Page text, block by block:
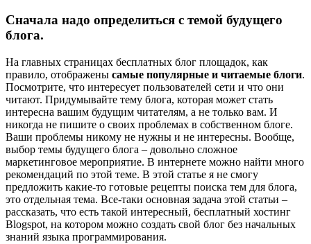
Сначала надо определиться с темой будущего
блога.
На главных страницах бесплатных блог площадок, как
правило, отображены самые популярные и читаемые блоги.
Посмотрите, что интересует пользователей сети и что они
читают. Придумывайте тему блога, которая может стать
интересна вашим будущим читателям, а не только вам. И
никогда не пишите о своих проблемах в собственном блоге.
Ваши проблемы никому не нужны и не интересны. Вообще,
выбор темы будущего блога – довольно сложное
маркетинговое мероприятие. В интернете можно найти много
рекомендаций по этой теме. В этой статье я не смогу
предложить какие-то готовые рецепты поиска тем для блога,
это отдельная тема. Все-таки основная задача этой статьи –
рассказать, что есть такой интересный, бесплатный хостинг
Blogspot, на котором можно создать свой блог без начальных
знаний языка программирования.